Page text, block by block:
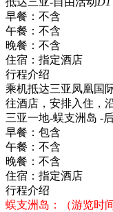
早餐： 不含
午餐： 不含
晚餐： 不含
住宿： 指定酒店
行程介绍
乘机抵达三亚凤凰国
往酒店，安排入住，
三亚一地-蜈支洲岛 -
早餐： 包含
午餐： 不含
晚餐： 不含
住宿： 指定酒店
行程介绍
蜈支洲岛：（游览时